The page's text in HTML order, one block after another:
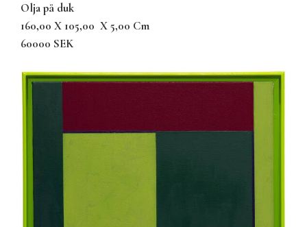
olja på duk
160,00 X 105,00 X 5,00 Cm
60000 SEK